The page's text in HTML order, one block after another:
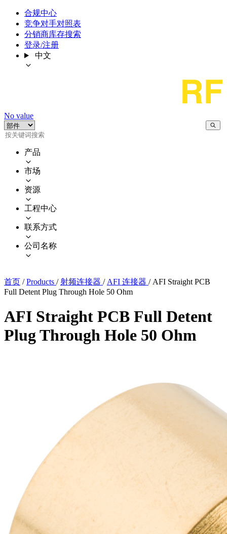
合规中心
竞争对手对照表
分销商库存搜索
登录/注册
中文
No value
产品
市场
资源
工程中心
联系方式
公司名称
首页 / Products / 射频连接器 / AFI 连接器 / AFI Straight PCB
Full Detent Plug Through Hole 50 Ohm
AFI Straight PCB Full Detent
Plug Through Hole 50 Ohm